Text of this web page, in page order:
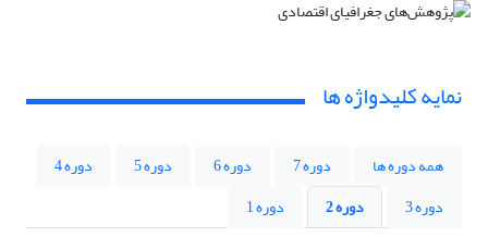
نمایه کلیدواژه ها
همه دوره ها دوره 7 دوره 6 دوره 5
دوره 4
دوره 3
دوره 2
دوره 1